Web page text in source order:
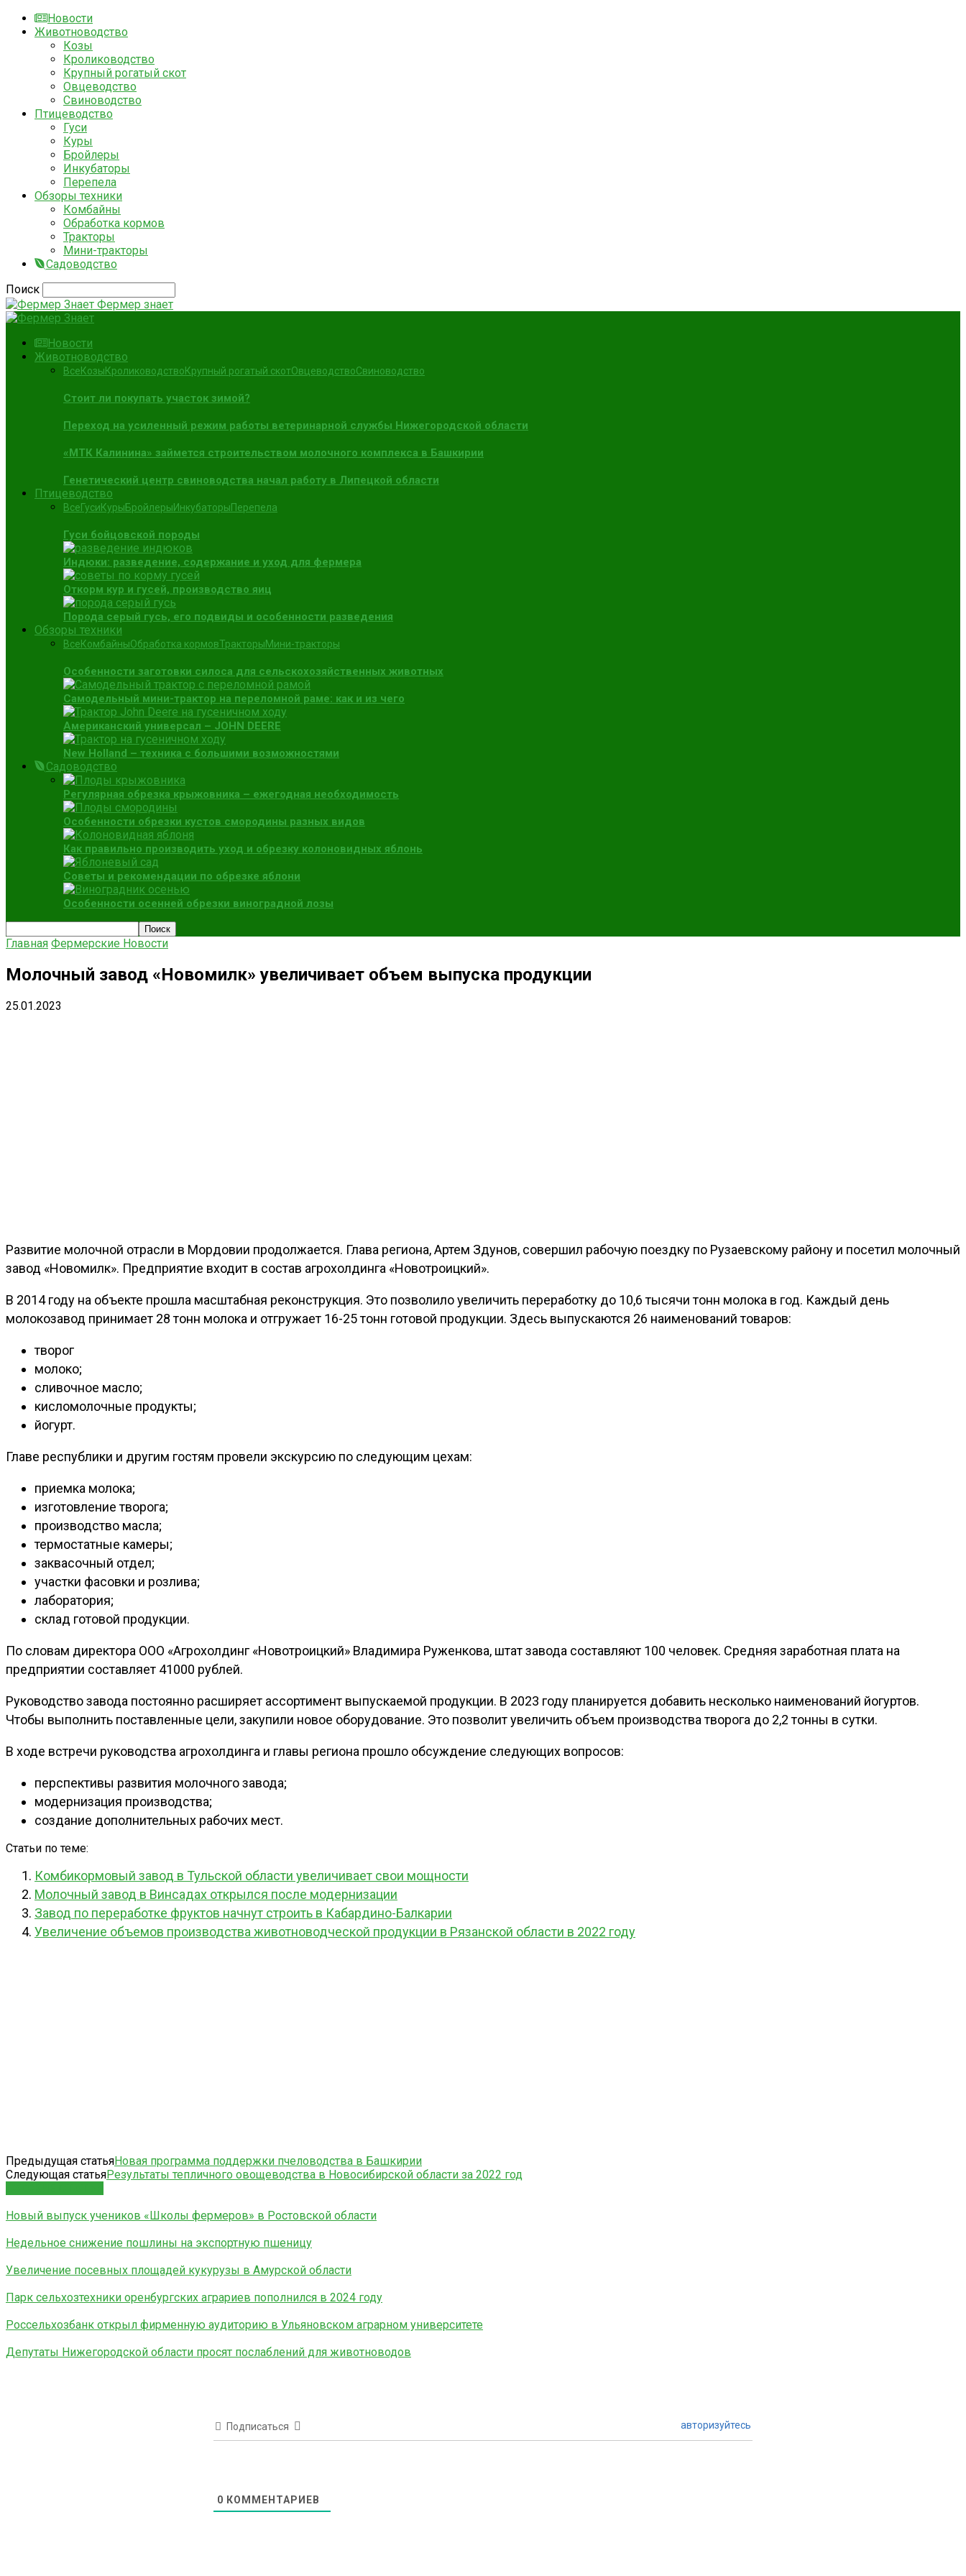
Новости
Животноводство
Козы
Кролиководство
Крупный рогатый скот
Овцеводство
Свиноводство
Птицеводство
Гуси
Куры
Бройлеры
Инкубаторы
Перепела
Обзоры техники
Комбайны
Обработка кормов
Тракторы
Мини-тракторы
Садоводство
Поиск
Фермер знает
Новости
Животноводство
ВсеКозыКролиководствоКрупный рогатый скотОвцеводствоСвиноводство
Стоит ли покупать участок зимой?
Переход на усиленный режим работы ветеринарной службы Нижегородской области
«МТК Калинина» займется строительством молочного комплекса в Башкирии
Генетический центр свиноводства начал работу в Липецкой области
Птицеводство
ВсеГусиКурыБройлерыИнкубаторыПерепела
Гуси бойцовской породы
Индюки: разведение, содержание и уход для фермера
Откорм кур и гусей, производство яиц
Порода серый гусь, его подвиды и особенности разведения
Обзоры техники
ВсеКомбайныОбработка кормовТракторыМини-тракторы
Особенности заготовки силоса для сельскохозяйственных животных
Самодельный мини-трактор на переломной раме: как и из чего
Американский универсал – JOHN DEERE
New Holland – техника с большими возможностями
Садоводство
Регулярная обрезка крыжовника – ежегодная необходимость
Особенности обрезки кустов смородины разных видов
Как правильно производить уход и обрезку колоновидных яблонь
Советы и рекомендации по обрезке яблони
Особенности осенней обрезки виноградной лозы
Главная Фермерские Новости
Молочный завод «Новомилк» увеличивает объем выпуска продукции
25.01.2023
Развитие молочной отрасли в Мордовии продолжается. Глава региона, Артем Здунов, совершил рабочую поездку по Рузаевскому району и посетил молочный
завод «Новомилк». Предприятие входит в состав агрохолдинга «Новотроицкий».
В 2014 году на объекте прошла масштабная реконструкция. Это позволило увеличить переработку до 10,6 тысячи тонн молока в год. Каждый день
молокозавод принимает 28 тонн молока и отгружает 16-25 тонн готовой продукции. Здесь выпускаются 26 наименований товаров:
творог
молоко;
сливочное масло;
кисломолочные продукты;
йогурт.
Главе республики и другим гостям провели экскурсию по следующим цехам:
приемка молока;
изготовление творога;
производство масла;
термостатные камеры;
заквасочный отдел;
участки фасовки и розлива;
лаборатория;
склад готовой продукции.
По словам директора ООО «Агрохолдинг «Новотроицкий» Владимира Руженкова, штат завода составляют 100 человек. Средняя заработная плата на
предприятии составляет 41000 рублей.
Руководство завода постоянно расширяет ассортимент выпускаемой продукции. В 2023 году планируется добавить несколько наименований йогуртов.
Чтобы выполнить поставленные цели, закупили новое оборудование. Это позволит увеличить объем производства творога до 2,2 тонны в сутки.
В ходе встречи руководства агрохолдинга и главы региона прошло обсуждение следующих вопросов:
перспективы развития молочного завода;
модернизация производства;
создание дополнительных рабочих мест.
Статьи по теме:
Комбикормовый завод в Тульской области увеличивает свои мощности
Молочный завод в Винсадах открылся после модернизации
Завод по переработке фруктов начнут строить в Кабардино-Балкарии
Увеличение объемов производства животноводческой продукции в Рязанской области в 2022 году
Предыдущая статьяНовая программа поддержки пчеловодства в Башкирии
Следующая статьяРезультаты тепличного овощеводства в Новосибирской области за 2022 год
Новый выпуск учеников «Школы фермеров» в Ростовской области
Недельное снижение пошлины на экспортную пшеницу
Увеличение посевных площадей кукурузы в Амурской области
Парк сельхозтехники оренбургских аграриев пополнился в 2024 году
Россельхозбанк открыл фирменную аудиторию в Ульяновском аграрном университете
Депутаты Нижегородской области просят послаблений для животноводов
Подписаться авторизуйтесь
0 КОММЕНТАРИЕВ